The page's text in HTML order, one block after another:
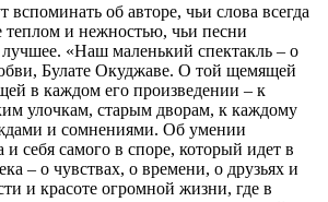
об авторе, чьи слова всегда
теплом и нежностью, чьи песни
лучшее. «Наш маленький спектакль – о
Булате Окуджаве. О той щемящей
в каждом его произведении – к
улочкам, старым дворам, к каждому
и сомнениями. Об умении
и себя самого в споре, который идет в
– о чувствах, о времени, о друзьях и
и красоте огромной жизни, где в